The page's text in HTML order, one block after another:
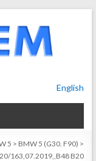
English
5 > BMW 5 (G30. F90) >
163,07.2019,,B48 B20